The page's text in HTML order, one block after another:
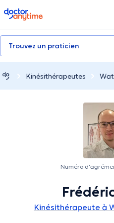
doctoranytime
Trouvez un praticien
Kinésithérapeutes
Numéro
Kinésithérapeute à